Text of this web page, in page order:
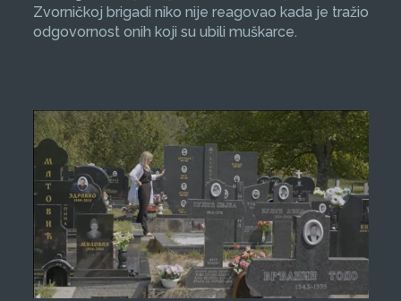
Zvorničkoj brigadi niko nije reagovao kada je tražio
odgovornost onih koji su ubili muškarce.